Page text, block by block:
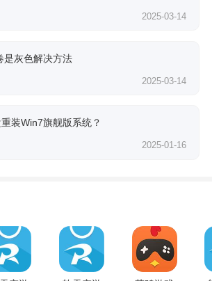
2025-03-14
是灰色解决方法
2025-03-14
装Win7旗舰版系统？
2025-01-16